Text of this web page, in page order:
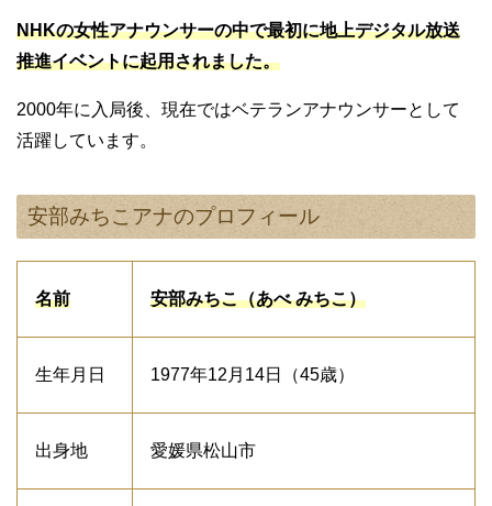
NHKの女性アナウンサーの中で最初に地上デジタル放送
推進イベントに起用されました。
2000年に入局後、現在ではベテランアナウンサーとして
活躍しています。
安部みちこアナのプロフィール
名前 安部みちこ（あべ みちこ）
生年月日 1977年12月14日（45歳）
出身地 愛媛県松山市